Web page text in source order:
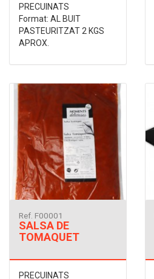
PRECUINATS
Format: AL BUIT
PASTEURITZAT 2 KGS
APROX.
Ref. F00001
SALSA DE
TOMAQUET
PRECUINATS